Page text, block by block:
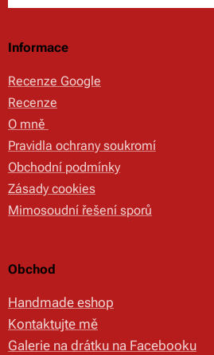
Informace
Recenze Google
Recenze
O mně
Pravidla ochrany soukromí
Obchodní podmínky
Zásady cookies
Mimosoudní řešení sporů
Obchod
Handmade eshop
Kontaktujte mě
Galerie na drátku na Facebooku